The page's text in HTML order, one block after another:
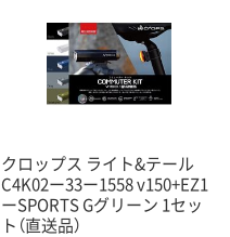
クロップス ライト&テール
C4K02ー33ー1558 v150+EZ1
ーSPORTS Gグリーン 1セッ
ト（直送品）